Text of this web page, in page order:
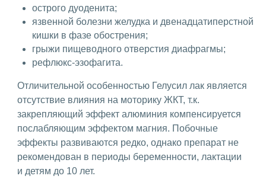
острого дуоденита;
язвенной болезни желудка и двенадцатиперстной
кишки в фазе обострения;
грыжи пищеводного отверстия диафрагмы;
рефлюкс-эзофагита.
Отличительной особенностью Гелусил лак является
отсутствие влияния на моторику ЖКТ, т.к.
закрепляющий эффект алюминия компенсируется
послабляющим эффектом магния. Побочные
эффекты развиваются редко, однако препарат не
рекомендован в периоды беременности, лактации
и детям до 10 лет.